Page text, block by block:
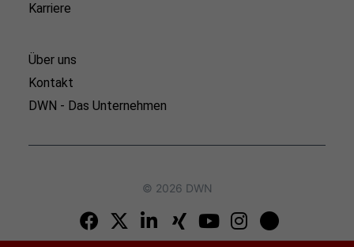
Karriere
Über uns
Kontakt
DWN - Das Unternehmen
© 2026 DWN